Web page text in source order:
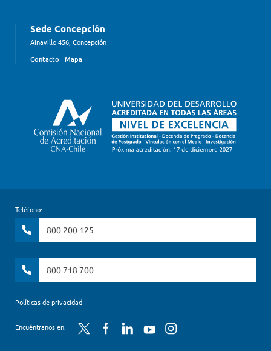
Sede Concepción
Ainavillo 456, Concepción
Contacto | Mapa
Teléfono:
800 200 125
800 718 700
Políticas de privacidad
Encuéntranos en: Twitter FacebookLinkedInYouTubeInstagram